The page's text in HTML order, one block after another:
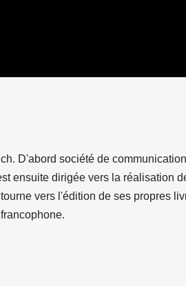
D'abord société de
ensuite dirigée vers la réalisation
vers l'édition de ses propres